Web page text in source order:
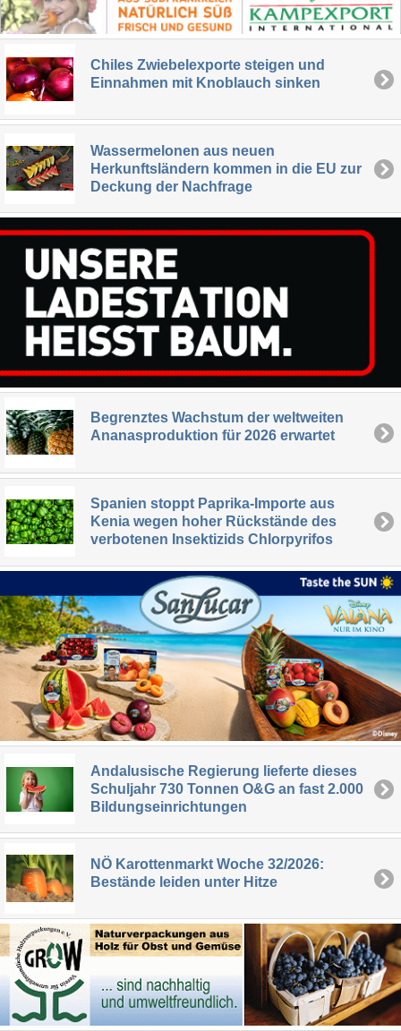
Chiles Zwiebelexporte steigen und
Einnahmen mit Knoblauch sinken
Wassermelonen aus neuen
Herkunftsländern kommen in die EU zur
Deckung der Nachfrage
Begrenztes Wachstum der weltweiten
Ananasproduktion für 2026 erwartet
Spanien stoppt Paprika-Importe aus
Kenia wegen hoher Rückstände des
verbotenen Insektizids Chlorpyrifos
Andalusische Regierung lieferte dieses
Schuljahr 730 Tonnen O&G an fast 2.000
Bildungseinrichtungen
NÖ Karottenmarkt Woche 32/2026:
Bestände leiden unter Hitze